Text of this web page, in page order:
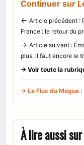
Continuer sur
← Article précédent :
France : le retour du
→ Article suivant :
plus, il faut encore le
→ Voir toute la
→ Le Flux du Mague
À lire aussi